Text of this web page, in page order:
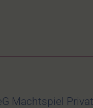
Machtspiel